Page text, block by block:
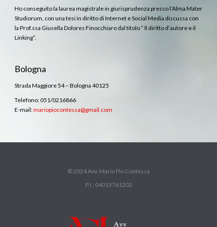
Ho conseguito la laurea magistrale in giurisprudenza presso l’Alma Mater
Studiorum, con una tesi in diritto di Internet e Social Media discussa con
la Prof.ssa Giusella Dolores Finocchiaro dal titolo ” Il diritto d’autore e il
Linking”.
Bologna
Strada Maggiore 54 – Bologna 40125
Telefono: 051/0216866
E-mail:mariopiocontessa@gmail.com
© 2024 Avv. Mario Pio Contessa
P.I.: 04013761202